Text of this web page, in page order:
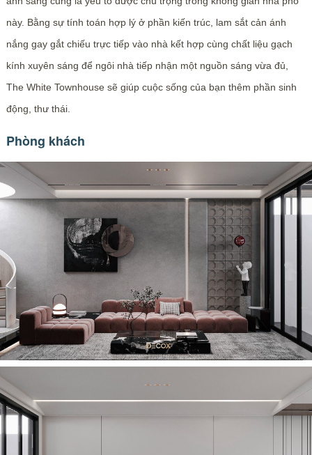
này. Bằng sự tính toán hợp lý ở phần kiến trúc, lam sắt cản ánh
nắng gay gắt chiếu trực tiếp vào nhà kết hợp cùng chất liệu gạch
kính xuyên sáng để ngôi nhà tiếp nhận một nguồn sáng vừa đủ,
The White Townhouse sẽ giúp cuộc sống của bạn thêm phần sinh
động, thư thái.
Phòng khách